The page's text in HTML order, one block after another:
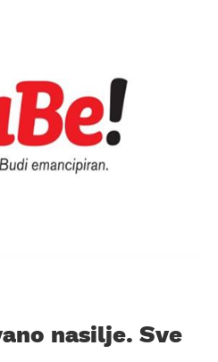
nasilje. Sve